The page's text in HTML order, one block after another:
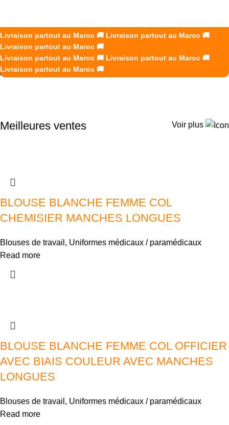
K2R Creations accompagne les entreprises avec des
vêtements de travail, uniformes et EPI adaptés à chaque
secteur d’activité.
Demander un devis
Livraison partout au Maroc 🚚 Livraison partout au Maroc 🚚
Livraison partout au Maroc 🚚
Livraison partout au Maroc 🚚 Livraison partout au Maroc 🚚
Livraison partout au Maroc 🚚
Meilleures ventes Voir plus
BLOUSE BLANCHE FEMME COL
CHEMISIER MANCHES LONGUES
Blouses de travail , Uniformes médicaux / paramédicaux
Read more
BLOUSE BLANCHE FEMME COL OFFICIER
AVEC BIAIS COULEUR AVEC MANCHES
LONGUES
Blouses de travail , Uniformes médicaux / paramédicaux
Read more